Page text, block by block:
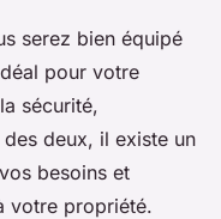
serez bien équipé
pour votre
sécurité,
deux, il existe un
besoins et
votre propriété.